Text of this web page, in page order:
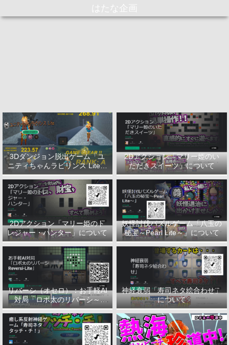
はたな企画
3Dダンジョン脱出ゲーム「ユ
ニティちゃんラビリンス Lite」
について
2Dアクション「マリー姫のい
ただきスイーツ」について
2Dアクション「マリー姫のト
レジャー・ハンター」について
妖怪討伐パズルゲーム「八玉の
秘宝～Pearl Lite～」について
リバーシ（オセロ）：お手軽AI
対局「ロボ太のリバーシ～
Reversi-Lite～」について
神経衰弱「寿司ネタ絵合わせ」
について